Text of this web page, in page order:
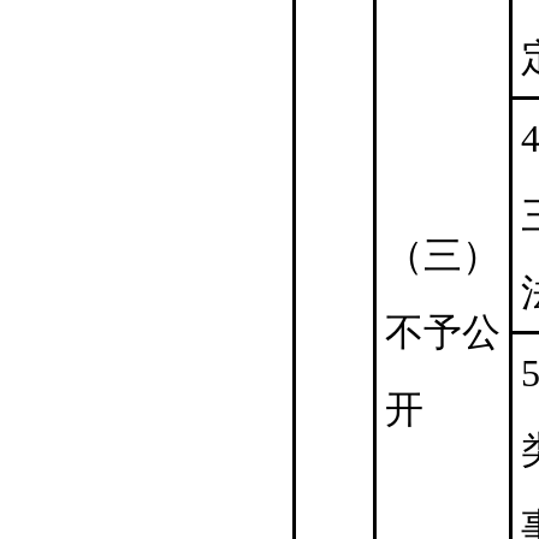
（三）
不予公
开